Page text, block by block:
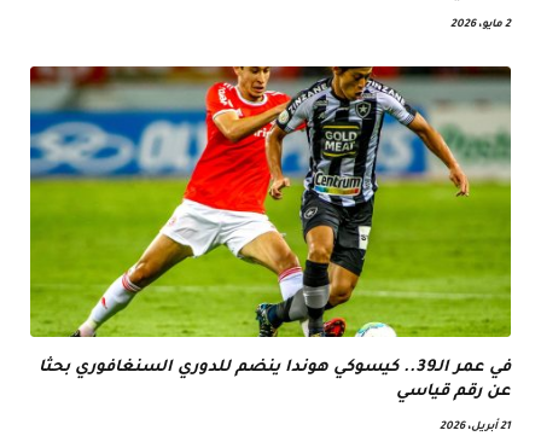
2 مايو، 2026
في عمر الـ39.. كيسوكي هوندا ينضم للدوري السنغافوري بحثا
عن رقم قياسي
21 أبريل، 2026